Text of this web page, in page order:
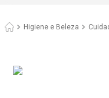
Higiene e Beleza